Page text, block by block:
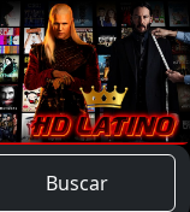
Buscar